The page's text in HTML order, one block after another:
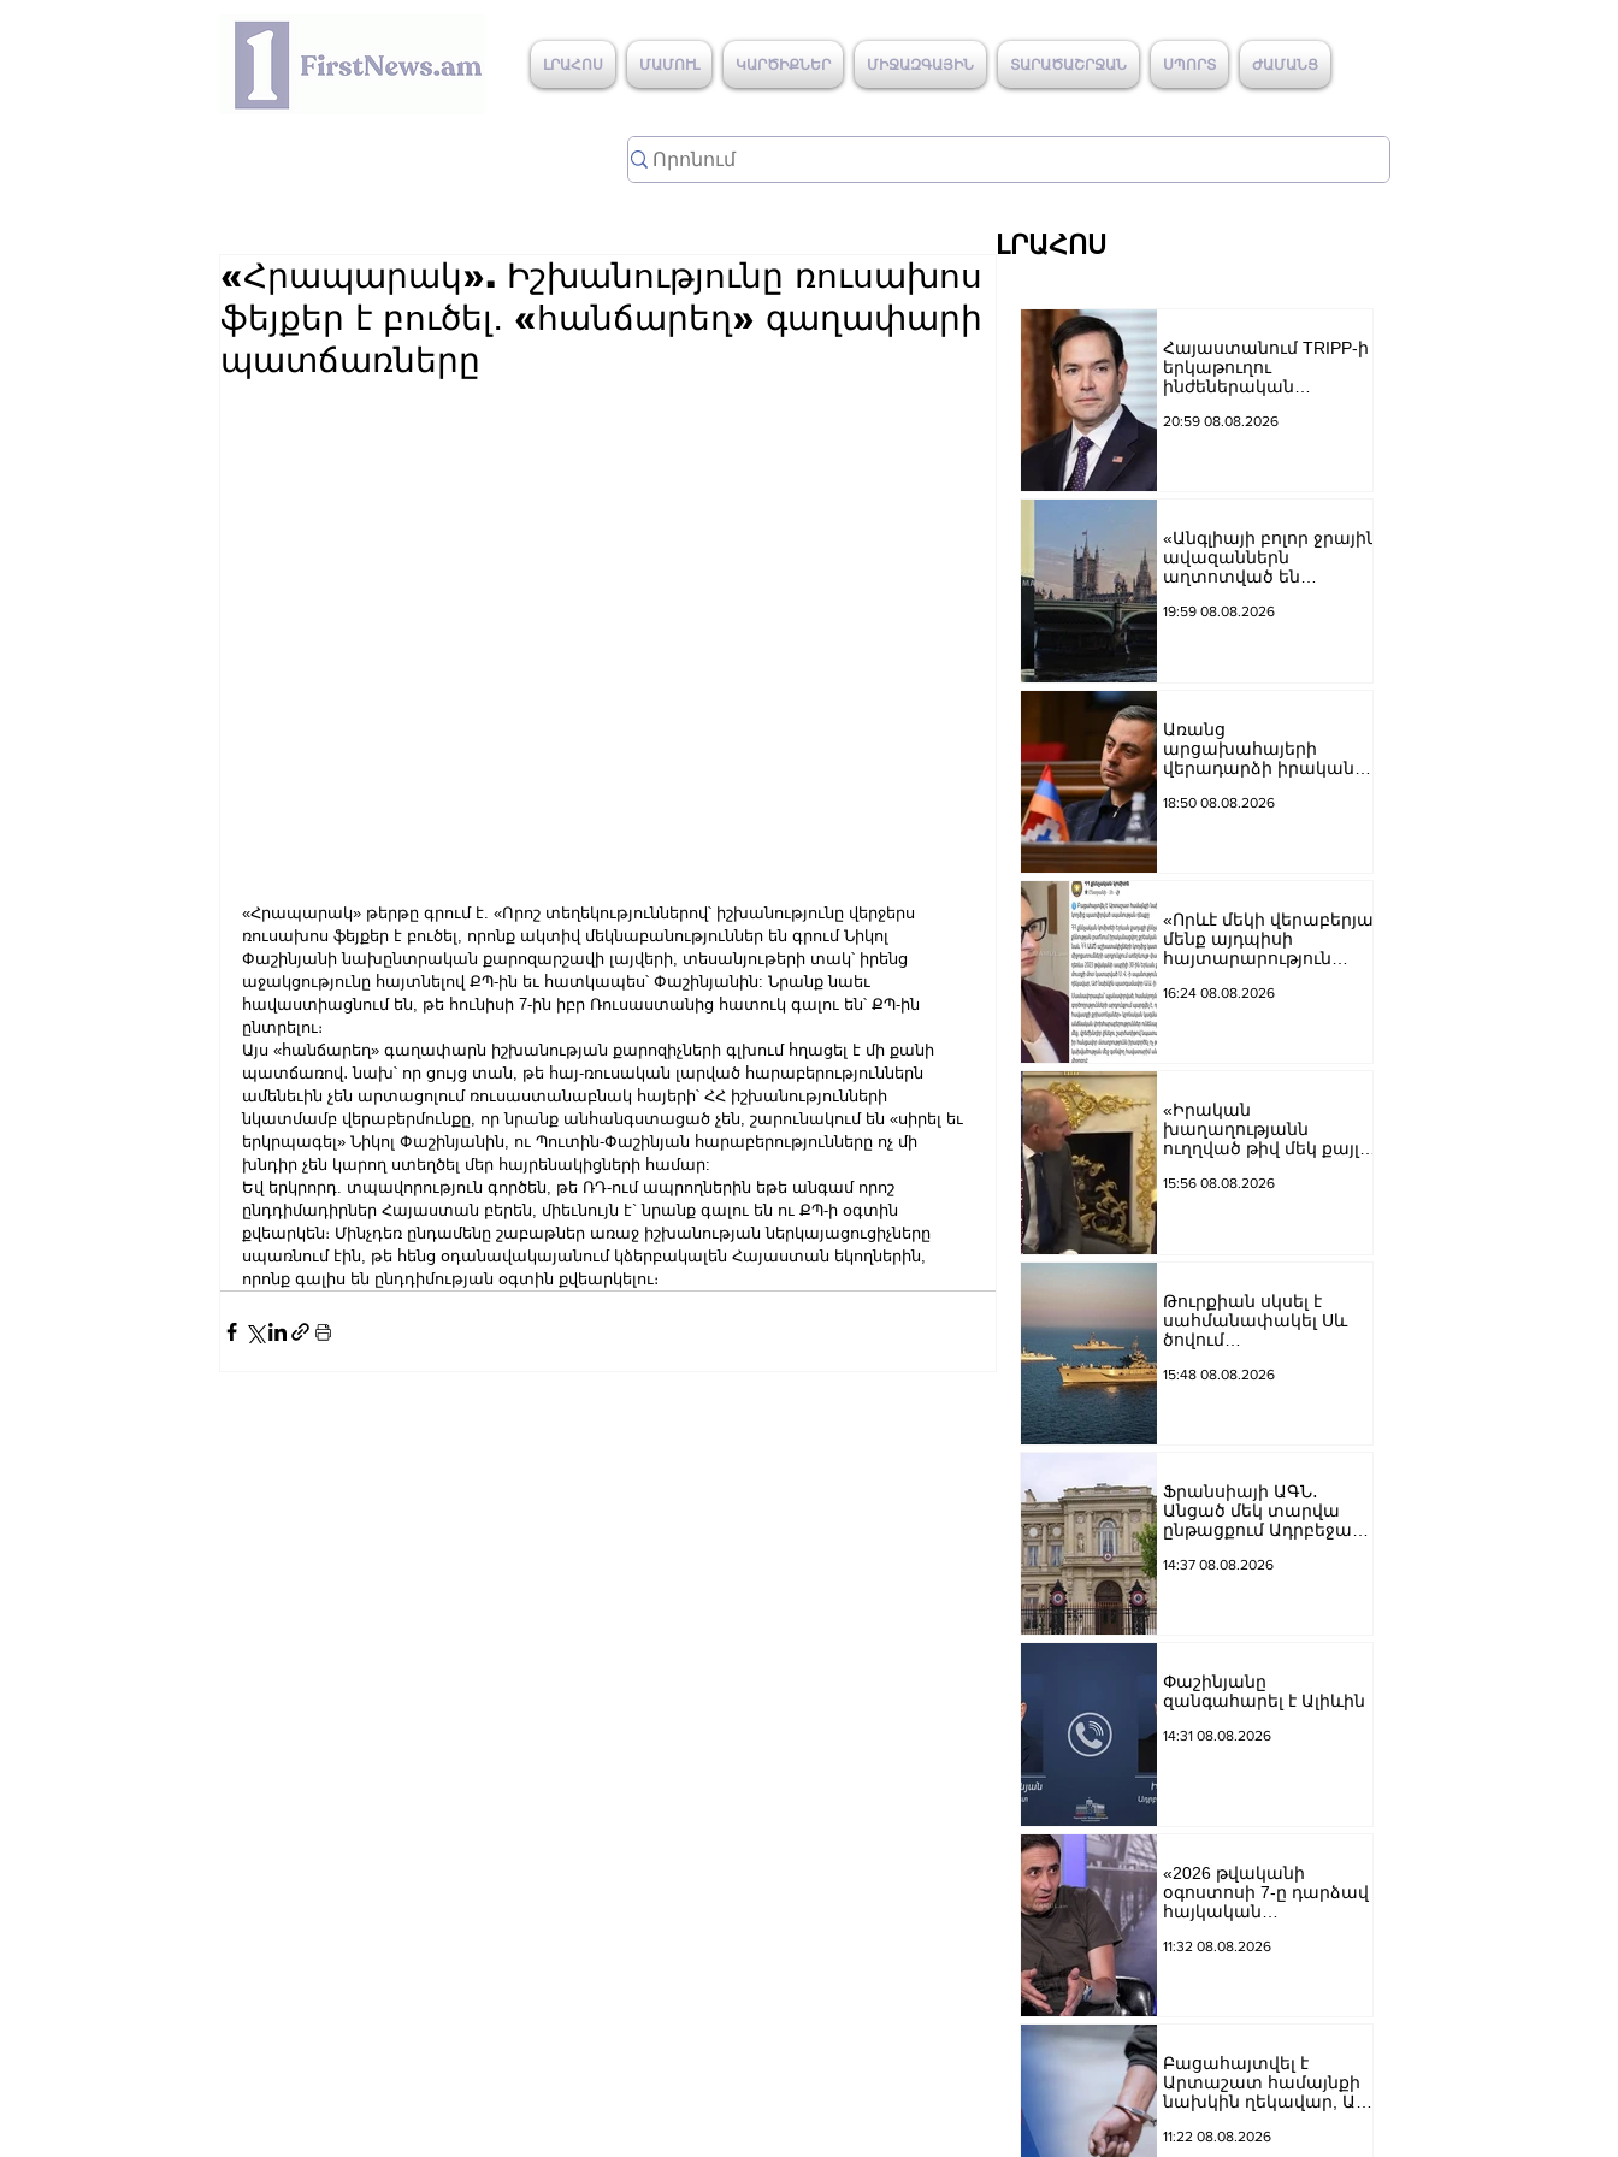
ԼՐԱՀՈՍ ՄԱՄՈՒԼ ԿԱՐԾԻՔՆԵՐ ՄԻՋԱԶԳԱՅԻՆ ՏԱՐԱԾԱՇՐՋԱՆ ՍՊՈՐՏ ԺԱՄԱՆՑ
«Հրապարակ». Իշխանությունը ռուսախոս
ֆեյքեր է բուծել․ «հանճարեղ» գաղափարի
պատճառները
«Հրապարակ» թերթը գրում է. «Որոշ տեղեկություններով՝ իշխանությունը վերջերս
ռուսախոս ֆեյքեր է բուծել, որոնք ակտիվ մեկնաբանություններ են գրում Նիկոլ
Փաշինյանի նախընտրական քարոզարշավի լայվերի, տեսանյութերի տակ՝ իրենց
աջակցությունը հայտնելով ՔՊ-ին եւ հատկապես՝ Փաշինյանին: Նրանք նաեւ
հավաստիացնում են, թե հունիսի 7-ին իբր Ռուսաստանից հատուկ գալու են՝ ՔՊ-ին
ընտրելու։
Այս «հանճարեղ» գաղափարն իշխանության քարոզիչների գլխում հղացել է մի քանի
պատճառով․ նախ՝ որ ցույց տան, թե հայ-ռուսական լարված հարաբերություններն
ամենեւին չեն արտացոլում ռուսաստանաբնակ հայերի՝ ՀՀ իշխանությունների
նկատմամբ վերաբերմունքը, որ նրանք անհանգստացած չեն, շարունակում են «սիրել եւ
երկրպագել» Նիկոլ Փաշինյանին, ու Պուտին-Փաշինյան հարաբերությունները ոչ մի
խնդիր չեն կարող ստեղծել մեր հայրենակիցների համար:
Եվ երկրորդ. տպավորություն գործեն, թե ՌԴ-ում ապրողներին եթե անգամ որոշ
ընդդիմադիրներ Հայաստան բերեն, միեւնույն է` նրանք գալու են ու ՔՊ-ի օգտին
քվեարկեն։ Մինչդեռ ընդամենը շաբաթներ առաջ իշխանության ներկայացուցիչները
սպառնում էին, թե հենց օդանավակայանում կձերբակալեն Հայաստան եկողներին,
որոնք գալիս են ընդդիմության օգտին քվեարկելու։
ԼՐԱՀՈՍ
Հայաստանում TRIPP-ի
երկաթուղու
ինժեներական
ն արդեն սկսվել են.
20:59 08.08.2026
«Անգլիայի բոլոր ջրային
ավազաններն
աղտոտված են
նյութերով»․ Լևոն
19:59 08.08.2026
Առանց
արցախահայերի
վերադարձի իրական
կարող լինել․
18:50 08.08.2026
«Որևէ մեկի վերաբերյալ
մենք այդպիսի
հայտարարություն
Քրիստինե Վարդանյան
16:24 08.08.2026
«Իրական
խաղաղությանն
ուղղված թիվ մեկ քայլը
գերիների ազատ
15:56 08.08.2026
Թուրքիան սկսել է
սահմանափակել Սև
ծովում
15:48 08.08.2026
Ֆրանսիայի ԱԳՆ․
Անցած մեկ տարվա
ընթացքում Ադրբեջանն
խաղաղությունը
14:37 08.08.2026
Փաշինյանը
զանգահարել է Ալիևին
14:31 08.08.2026
«2026 թվականի
օգոստոսի 7-ը դարձավ
հայկական
ամենախայտառակ
11:32 08.08.2026
Բացահայտվել է
Արտաշատ համայնքի
նախկին ղեկավար, ԱԺ
պատգամավոր Ա.Ա.-ի
11:22 08.08.2026